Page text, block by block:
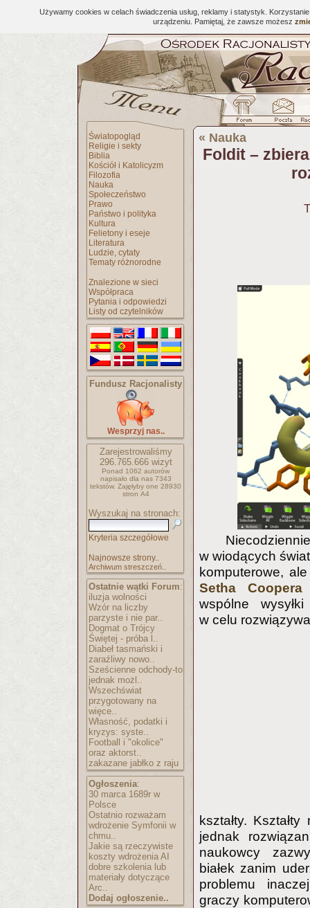
Używamy cookies w celach świadczenia usług, reklamy i statystyk.
urządzeniu. Pamiętaj, że zawsze możesz
Światopogląd
Religie i sekty
Biblia
Kościół i Katolicyzm
Filozofia
Nauka
Społeczeństwo
Prawo
Państwo i polityka
Kultura
Felietony i eseje
Literatura
Ludzie, cytaty
Tematy różnorodne
Znalezione w sieci
Współpraca
Pytania i odpowiedzi
Listy od czytelników
Fundusz Racjonalisty
Wesprzyj nas..
Zarejestrowaliśmy
296.765.666wizyt
Ponad 1062 autorów
napisało dla nas 7343
tekstów. Zajęłyby one 28930
stron A4
Wyszukaj na stronach:
Kryteria szczegółowe
Najnowsze strony..
Archiwum streszczeń..
Ostatnie wątki Forum:
iluzja wolności
Wzór na liczby
parzyste i nie par..
Dogmat o Trójcy
Świętej - próba l..
Diabeł tasmański i
zaraźliwy nowo..
Sześcienne odchody-to
jednak możl..
Wszechświat
przygotowany na
więce..
Własność, podatki i
kryzys: syste..
Football i "okolice"
oraz aktorst..
zakazane jabłko z raju
Ogłoszenia:
30 marca 1689r w
Polsce
Ostatnio rozważam
wdrożenie Symfonii w
chmu..
Jakie są rzeczywiste
koszty wdrożenia AI
dobre szkolenia lub
materiały dotyczące
Arc..
Dodaj ogłoszenie..
« Nauka
Foldit –
w wiodących
komputerowe,
Setha Coopera
wspólne
w celu
kształty.
jednak
naukowcy
białek zanim
problemu
graczy